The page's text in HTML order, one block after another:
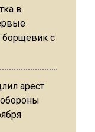
в
борщевик с